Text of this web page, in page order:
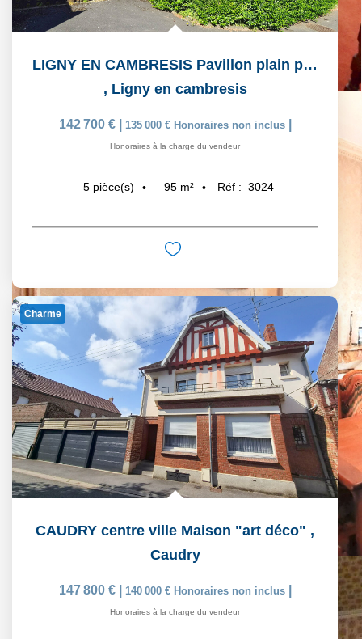
LIGNY EN CAMBRESIS Pavillon plain pied
, Ligny en cambresis
142 700 € 135 000 € Honoraires non inclus
Honoraires à la charge du vendeur
5 pièce(s) 95 m² Réf : 3024
Charme
CAUDRY centre ville Maison "art déco" ,
Caudry
147 800 € 140 000 € Honoraires non inclus
Honoraires à la charge du vendeur